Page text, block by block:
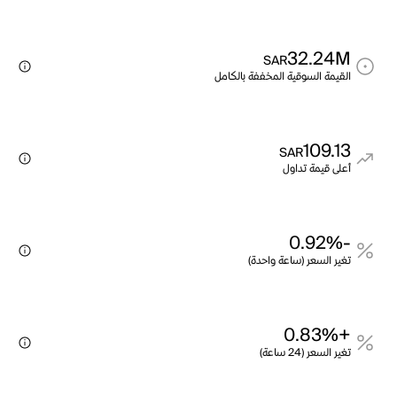
32.24M
SAR
القيمة السوقية المخففة بالكامل
109.13
SAR
أعلى قيمة تداول
-0.92%
تغير السعر (ساعة واحدة)
+0.83%
تغير السعر (24 ساعة)